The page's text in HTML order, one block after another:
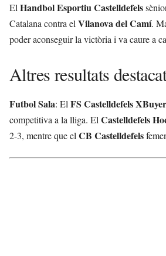
ElHandbol Esportiu Castelldefels
Catalana contra elVilanova del Camí.
poder aconseguir la victòria i va caure a
Altres resultats
Futbol Sala: ElFS Castelldefels
competitiva a la lliga. ElCastelldefels
2-3, mentre que elCB Castelldefels